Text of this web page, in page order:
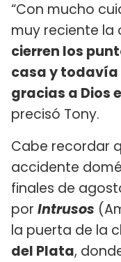
“Con mucho
muy reciente la
cierren los
casa y todavía
gracias a Dios
precisó Tony.
Cabe recordar
accidente
finales de
por Intrusos
la puerta de la
del Plata,